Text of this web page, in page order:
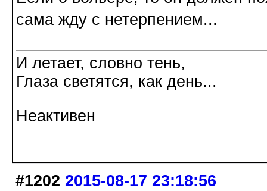
сама жду с нетерпением...
И летает, словно тень,
Глаза светятся, как день...
Неактивен
#1202 2015-08-17 23:18:56